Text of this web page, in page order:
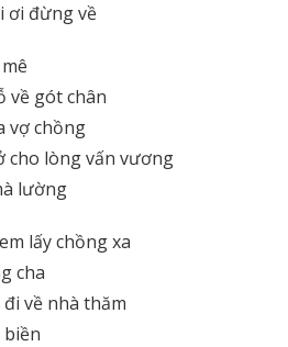
ơi đừng về
về gót chân
vợ chồng
cho lòng vấn vương
lường
lấy chồng xa
cha
về nhà thăm